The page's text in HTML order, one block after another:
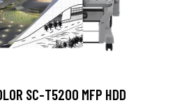
SC-T5200 MFP HDD